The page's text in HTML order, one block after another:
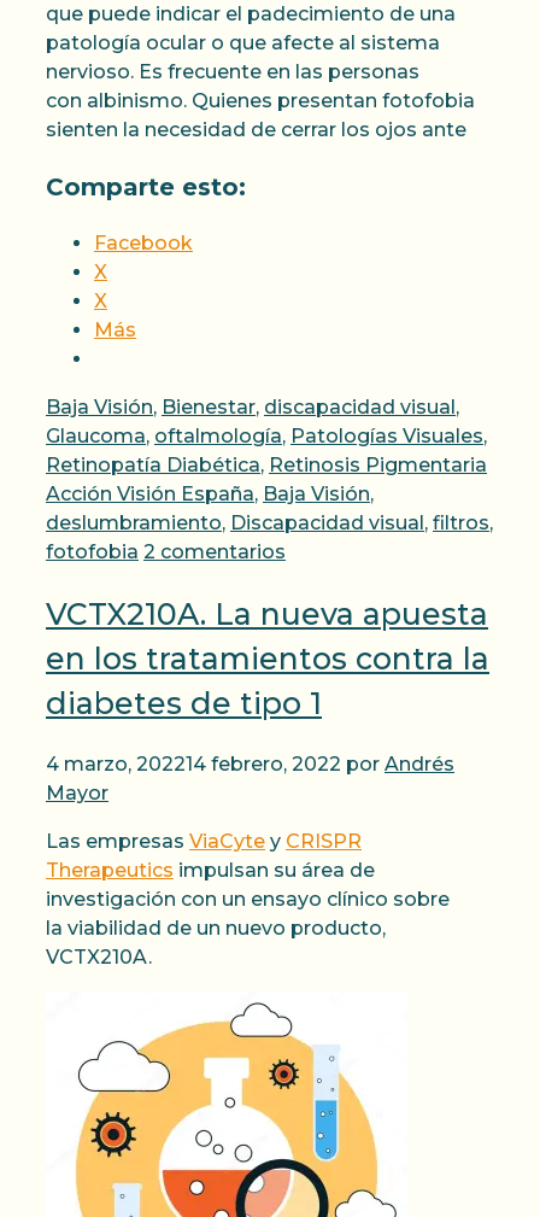
que puede indicar el padecimiento de una
patología ocular o que afecte al sistema
nervioso. Es frecuente en las personas
con albinismo. Quienes presentan fotofobia
sienten la necesidad de cerrar los ojos ante
Comparte esto:
Facebook
X
X
Más
Categorías
Baja Visión, Bienestar, discapacidad visual,
Glaucoma, oftalmología, Patologías Visuales,
Retinopatía Diabética, Retinosis Pigmentaria
Acción Visión España, Baja Visión,
deslumbramiento, Discapacidad visual, filtros,
fotofobia 2 comentarios
VCTX210A. La nueva apuesta
en los tratamientos contra la
diabetes de tipo 1
4 marzo, 202214 febrero, 2022 por Andrés
Mayor
Las empresas ViaCyte y CRISPR
Therapeutics impulsan su área de
investigación con un ensayo clínico sobre
la viabilidad de un nuevo producto,
VCTX210A.